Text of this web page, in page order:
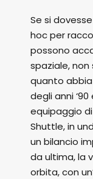
Se si
hoc per
possono
spaziale,
quanto abbia
degli anni
equipaggio
Shuttle, in
un bilancio
da ultima, la
orbita, con